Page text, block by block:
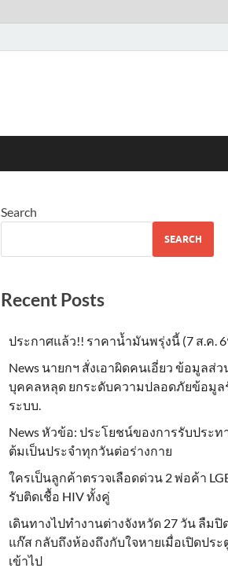
Search
SEARCH
Recent Posts
ประกาศแล้ว!! ราคาน้ำมันพรุ่งนี้ (7 ส.ค.
News นายกฯ สั่งเอาผิดคนเอี่ยว ข้อมูลส่ว
บุคคลหลุด ยกระดับความปลอดภัยข้อมูล
ระบบ.
News หัวข้อ: ประโยชน์ของการรับประท
ต้มเป็นประจำทุกวันต่อร่างกาย
ใครเป็นลูกค้าตรวจเลือดด่วน 2 พ่อค้า
รับติดเชื้อ HIV ทั้งคู่
เดินทางไปทำงานต่างจังหวัด 27 วัน ลืมปิ
แก๊ส กลับถึงห้องถึงกับใจหายเมื่อเปิดประ
เข้าไป